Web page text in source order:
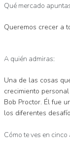
Qué mercado
Queremos crecer a
A quién admiras:
Una de las cosas
crecimiento
Bob Proctor. Él fue
los diferentes
Cómo te ves en cinco